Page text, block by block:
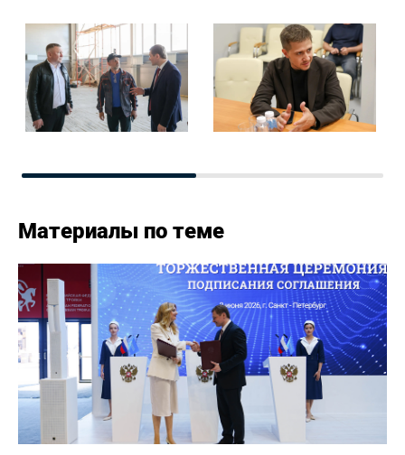
Материалы по теме